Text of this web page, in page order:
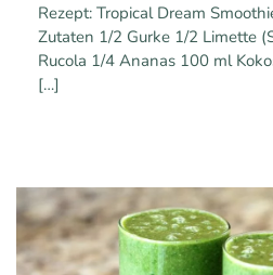
Rezept: Tropical Dream
Zutaten 1/2 Gurke 1/2 Limette
Rucola 1/4 Ananas 100 ml
[…]